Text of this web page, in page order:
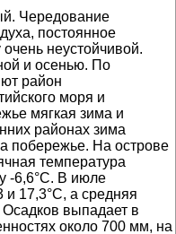
Чередование
постоянное
неустойчивой.
и осенью. По
район
моря и
мягкая зима и
районах зима
побережье. На острове
температура
-6,6°С. В июле
и 17,3°С, а средняя
выпадает в
около 700 мм, на